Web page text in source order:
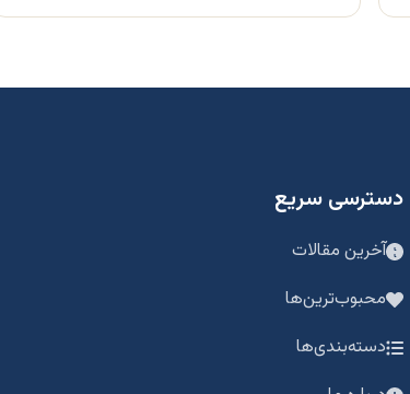
دسترسی سریع
آخرین مقالات
محبوب‌ترین‌ها
دسته‌بندی‌ها